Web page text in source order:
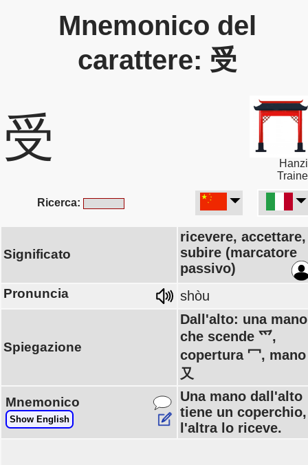
Mnemonico del
carattere: 受
受
Ricerca:
Significato
ricevere, accettare,
subire (marcatore
passivo)
Pronuncia shòu
Spiegazione
Dall'alto: una mano
che scende 爫,
copertura 冖, mano
又
Mnemonico
Show English
Una mano dall'alto
tiene un coperchio,
l'altra lo riceve.